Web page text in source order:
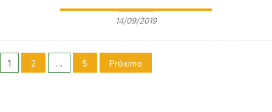
14/09/2019
1 2 … 5 Próximo